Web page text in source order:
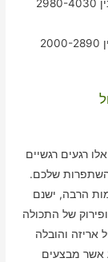
טווח המחירים להובלת דירת 5 חדרים בשואבה – בין 2980-4030
טווח המחירים לאריזה דירת 5 חדרים בשואבה – בין 2000-2890
רגעים רגשיים
שלכם.
הרבה, ישנם
של התכולה
והובלה
אשר מבצעים